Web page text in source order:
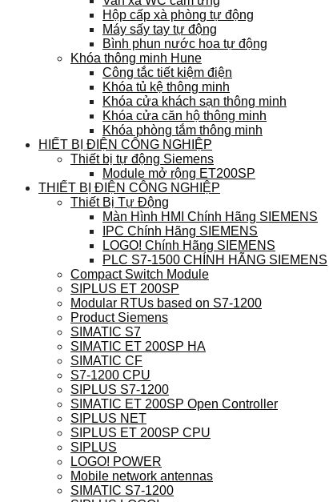
Hộp cấp xà phòng tự động
Máy sấy tay tự động
Bình phun nước hoa tự động
Khóa thông minh Hune
Công tắc tiết kiệm điện
Khóa tủ kệ thông minh
Khóa cửa khách sạn thông minh
Khóa cửa căn hộ thông minh
Khóa phòng tắm thông minh
HIẾT BỊ ĐIỆN CÔNG NGHIỆP
Thiết bị tự động Siemens
Module mở rộng ET200SP
THIẾT BỊ ĐIỆN CÔNG NGHIỆP
Thiết Bị Tự Động
Màn Hình HMI Chính Hãng SIEMENS
IPC Chính Hãng SIEMENS
LOGO! Chính Hãng SIEMENS
PLC S7-1500 CHÍNH HÃNG SIEMENS
Compact Switch Module
SIPLUS ET 200SP
Modular RTUs based on S7-1200
Product Siemens
SIMATIC S7
SIMATIC ET 200SP HA
SIMATIC CF
S7-1200 CPU
SIPLUS S7-1200
SIMATIC ET 200SP Open Controller
SIPLUS NET
SIPLUS ET 200SP CPU
SIPLUS
LOGO! POWER
Mobile network antennas
SIMATIC S7-1200